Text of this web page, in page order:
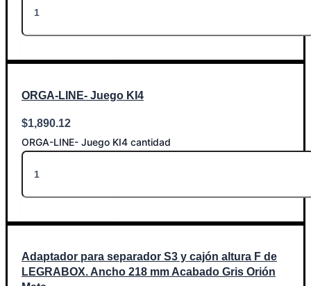
ORGA-LINE- Juego KI4
$1,890.12
ORGA-LINE- Juego KI4 cantidad
Adaptador para separador S3 y cajón altura F de
LEGRABOX. Ancho 218 mm Acabado Gris Orión